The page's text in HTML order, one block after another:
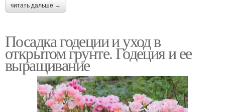
читать дальше →
Посадка годеции и уход в
открытом грунте. Годеция и ее
выращивание